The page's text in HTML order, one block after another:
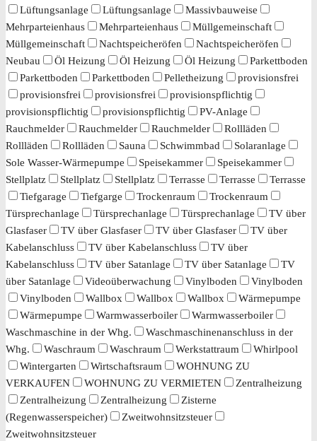
Lüftungsanlage
Lüftungsanlage
Massivbauweise
Mehrparteienhaus
Mehrparteienhaus
Müllgemeinschaft
Müllgemeinschaft
Nachtspeicheröfen
Nachtspeicheröfen
Neubau
Öl Heizung Öl Heizung Öl Heizung
Parkettboden
Parkettboden
Parkettboden Pelletheizung
provisionsfrei
provisionsfrei
provisionsfrei
provisionspflichtig
provisionspflichtig
provisionspflichtig
PV-Anlage
Rauchmelder
Rauchmelder Rauchmelder
Rollläden
Rollläden
Rollläden Sauna Schwimmbad
Solaranlage
Sole Wasser-Wärmepumpe
Speisekammer
Speisekammer
Stellplatz
Stellplatz Stellplatz Terrasse Terrasse
Terrasse
Tiefgarage
Tiefgarge Trockenraum
Trockenraum
Türsprechanlage
Türsprechanlage Türsprechanlage
TV über
Glasfaser
TV über Glasfaser TV über Glasfaser
TV über
Kabelanschluss
TV über Kabelanschluss
TV über
Kabelanschluss
TV über Satanlage TV über Satanlage
TV
über Satanlage
Videoüberwachung Vinylboden
Vinylboden
Vinylboden
Wallbox Wallbox Wallbox
Wärmepumpe
Wärmepumpe
Warmwasserboiler
Warmwasserboiler
Waschmaschine in der Whg.
Waschmaschinenanschluss in der
Whg.
Waschraum Waschraum Werkstattraum
Whirlpool
Wintergarten
Wirtschaftsraum
WOHNUNG ZU
VERKAUFEN
WOHNUNG ZU VERMIETEN
Zentralheizung
Zentralheizung
Zentralheizung
Zisterne
(Regenwasserspeicher)
Zweitwohnsitzsteuer
Zweitwohnsitzsteuer